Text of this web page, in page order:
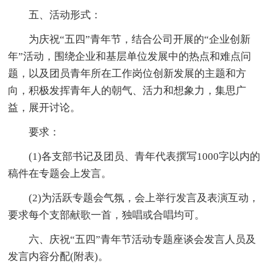
五、活动形式：
为庆祝“五四”青年节，结合公司开展的“企业创新
年”活动，围绕企业和基层单位发展中的热点和难点问
题，以及团员青年所在工作岗位创新发展的主题和方
向，积极发挥青年人的朝气、活力和想象力，集思广
益，展开讨论。
要求：
(1)各支部书记及团员、青年代表撰写1000字以内的
稿件在专题会上发言。
(2)为活跃专题会气氛，会上举行发言及表演互动，
要求每个支部献歌一首，独唱或合唱均可。
六、庆祝“五四”青年节活动专题座谈会发言人员及
发言内容分配(附表)。